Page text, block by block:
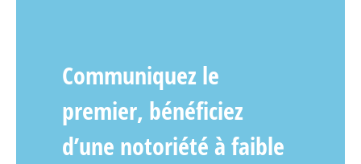
Communiquez le
premier, bénéficiez
d’une notoriété à faible